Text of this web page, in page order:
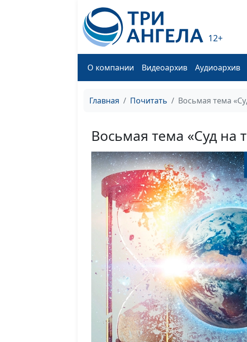
12+
О компании Видеоархив Аудиоархив
Главная Почитать Восьмая тема
Восьмая тема «Суд на